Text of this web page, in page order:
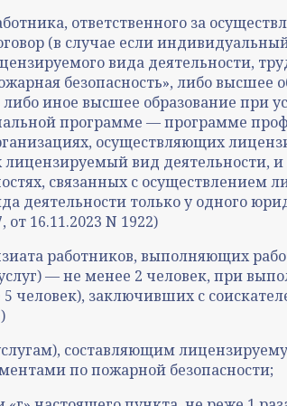
ответственного за
(в случае если
вида деятельности,
безопасность», либо
иное высшее образование при
программе — программе
осуществляющих
вид деятельности,
связанных с осуществлением
деятельности только у одного
16.11.2023 N 1922)
работников, выполняющих
— не менее 2 человек, при
человек), заключивших с
составляющим
по пожарной безопасности;